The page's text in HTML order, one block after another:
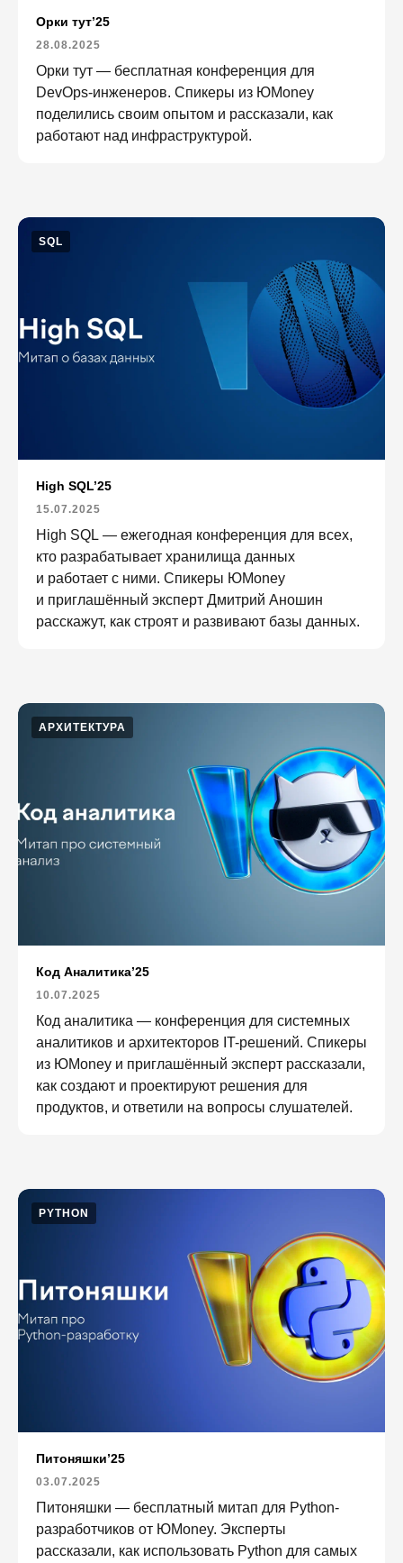
Орки тут’25
28.08.2025
Орки тут — бесплатная конференция для
DevOps-инженеров. Спикеры из ЮMoney
поделились своим опытом и рассказали, как
работают над инфраструктурой.
SQL
High SQL’25
15.07.2025
High SQL — ежегодная конференция для всех,
кто разрабатывает хранилища данных
и работает с ними. Спикеры ЮMoney
и приглашённый эксперт Дмитрий Аношин
расскажут, как строят и развивают базы данных.
АРХИТЕКТУРА
Код Аналитика’25
10.07.2025
Код аналитика — конференция для системных
аналитиков и архитекторов IT-решений. Спикеры
из ЮMoney и приглашённый эксперт рассказали,
как создают и проектируют решения для
продуктов, и ответили на вопросы слушателей.
PYTHON
Питоняшки’25
03.07.2025
Питоняшки — бесплатный митап для Python-
разработчиков от ЮMoney. Эксперты
рассказали, как использовать Python для самых